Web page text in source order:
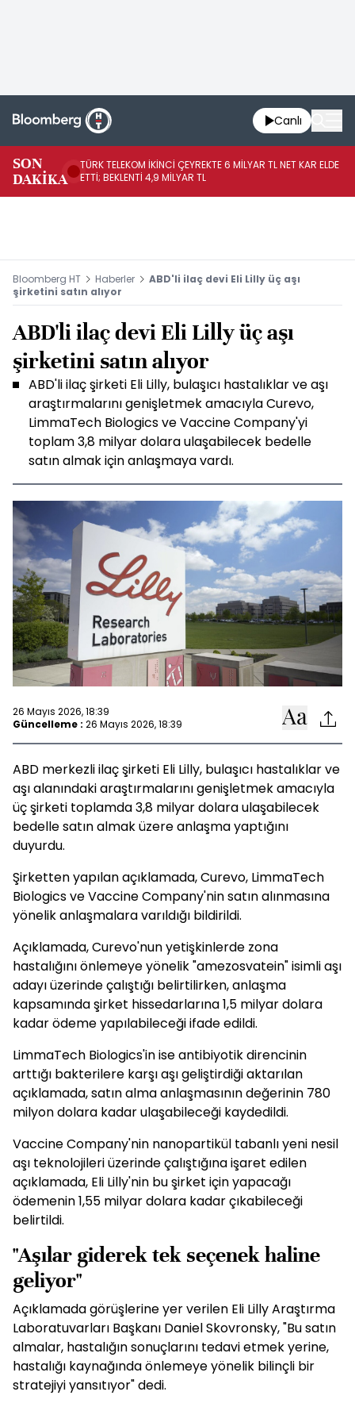
Canlı
SON
DAKİKA
TÜRK TELEKOM İKİNCİ ÇEYREKTE 6 MİLYAR TL NET KAR ELDE
ETTİ; BEKLENTİ 4,9 MİLYAR TL
Bloomberg HT Haberler
ABD'li ilaç devi Eli Lilly üç aşı
şirketini satın alıyor
ABD'li ilaç devi Eli Lilly üç aşı
şirketini satın alıyor
ABD'li ilaç şirketi Eli Lilly, bulaşıcı hastalıklar ve aşı
araştırmalarını genişletmek amacıyla Curevo,
LimmaTech Biologics ve Vaccine Company'yi
toplam 3,8 milyar dolara ulaşabilecek bedelle
satın almak için anlaşmaya vardı.
26 Mayıs 2026, 18:39
Güncelleme : 26 Mayıs 2026, 18:39
ABD merkezli ilaç şirketi Eli Lilly, bulaşıcı hastalıklar ve
aşı alanındaki araştırmalarını genişletmek amacıyla
üç şirketi toplamda 3,8 milyar dolara ulaşabilecek
bedelle satın almak üzere anlaşma yaptığını
duyurdu.
Şirketten yapılan açıklamada, Curevo, LimmaTech
Biologics ve Vaccine Company'nin satın alınmasına
yönelik anlaşmalara varıldığı bildirildi.
Açıklamada, Curevo'nun yetişkinlerde zona
hastalığını önlemeye yönelik "amezosvatein" isimli aşı
adayı üzerinde çalıştığı belirtilirken, anlaşma
kapsamında şirket hissedarlarına 1,5 milyar dolara
kadar ödeme yapılabileceği ifade edildi.
LimmaTech Biologics'in ise antibiyotik direncinin
arttığı bakterilere karşı aşı geliştirdiği aktarılan
açıklamada, satın alma anlaşmasının değerinin 780
milyon dolara kadar ulaşabileceği kaydedildi.
Vaccine Company'nin nanopartikül tabanlı yeni nesil
aşı teknolojileri üzerinde çalıştığına işaret edilen
açıklamada, Eli Lilly'nin bu şirket için yapacağı
ödemenin 1,55 milyar dolara kadar çıkabileceği
belirtildi.
"Aşılar giderek tek seçenek haline
geliyor"
Açıklamada görüşlerine yer verilen Eli Lilly Araştırma
Laboratuvarları Başkanı Daniel Skovronsky, "Bu satın
almalar, hastalığın sonuçlarını tedavi etmek yerine,
hastalığı kaynağında önlemeye yönelik bilinçli bir
stratejiyi yansıtıyor" dedi.